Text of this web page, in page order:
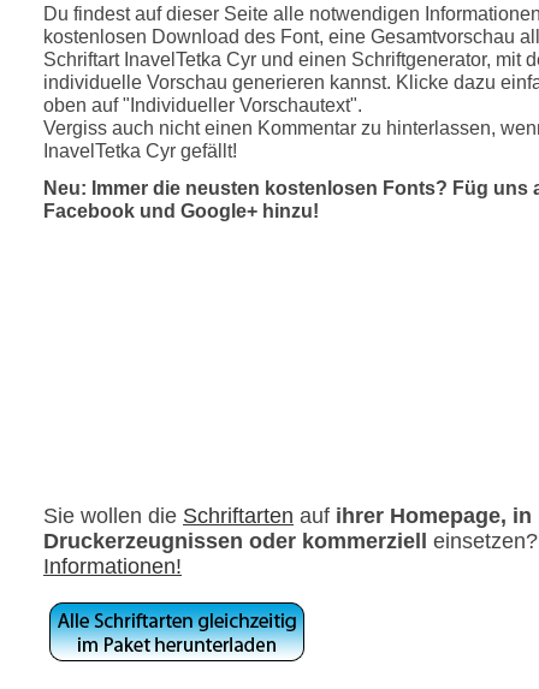
Du findest auf dieser Seite alle notwendigen
kostenlosen Download des Font, eine Gesamtvorschau
Schriftart InavelTetka Cyr und einen Schriftgenerator, mit
individuelle Vorschau generieren kannst. Klicke dazu
oben auf "Individueller Vorschautext".
Vergiss auch nicht einen Kommentar zu hinterlassen,
InavelTetka Cyr gefällt!
Neu: Immer die neusten kostenlosen Fonts? Füg uns
Facebook und Google+ hinzu!
Sie wollen die Schriftarten auf ihrer Homepage, in
Druckerzeugnissen oder kommerziell
Informationen!